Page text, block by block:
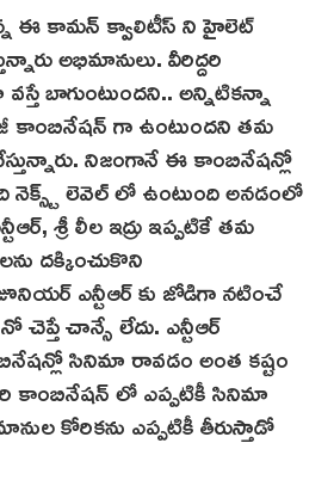
ఈ కామన్ క్వాలిటీస్ ని హైలెట్
అభిమానులు. వీరిద్దరి
బాగుంటుందని.. అన్నిటికన్నా
కాంబినేషన్ గా ఉంటుందని తమ
నిజంగానే ఈ కాంబినేషన్లో
నెక్స్ట్ లెవెల్ లో ఉంటుంది అనడంలో
శ్రీ లీల ఇద్రు ఇప్పటికే తమ
దక్కించుకొని
ఎన్టీఆర్ కు జోడిగా నటించే
చెప్తే చాన్సే లేదు. ఎన్టీఆర్
సినిమా రావడం అంత కష్టం
కాంబినేషన్ లో ఎప్పటికీ సినిమా
కోరికను ఎప్పటికీ తీరుస్తాడో